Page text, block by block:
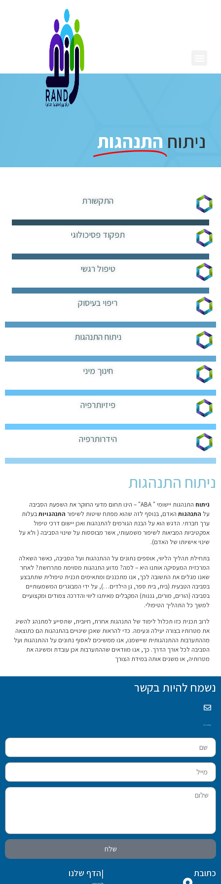
ניתוח התנהגות
התקשורת
תפקוד פסיכולוגי
טיפול רגשי
ריפוי בעיסוק
ניתוח התנהגות
חינוך מיני
פיזיותרפיה
הידרותרפיה
ניתוח התנהגות
ניתוח התנהגות יישומי " ABA" –
הינו תחום מדעי החוקר את השפעת הסביבה
על התנהגות האדם, בנוסף לזה שהוא מפתח שיטות לשיפור התנהגויותבעלות
ערך חברתי. הדגש הוא על הבנת הגורמים להתנהגות ואכן יישום דרכי טיפול
אפקטיביות המביאות לשיפור משמעותי, אשר מבוססות על שינוי הסביבה ( ולא על
שינוי אישיותו של האדם).
בתחילת תהליך הליווי, אוספים נתונים על ההתנהגות ועל הסביבה, כאשר השאלה
המרכזית המעסיקה אותנו היא – למה? מדוע התנהגות מסוימת מתרחשת? לאחר
שאנו מגלים את התשובה לכך, אנו מתכננים ומתאימים תכנית טיפולית שתתבצע
בסביבה הטבעית (בית, בית ספר, גן הילדים…), על ידי המבוגרים המשמעותיים
בסביבה (הורים, מורים, גננות) המקבלים מאיתנו ליווי והדרכה צמודים ומקצועיים
למשך כל התהליך הטיפולי.
לרוב תכנית כזו תכלול לימוד של התנהגות אחרת, חיובית, שתסייע למתנהג להשיג
את מטרותיו בצורה יעילה ונעימה. כדי להראות שאכן שינויים בהתנהגות הם כתוצאה
מההתערבות ההתנהגותית שיישמנו, אנו ממשיכים לאסוף נתונים על ההתנהגות ועל
הסביבה לכל אורך הדרך. כך, אנו מוודאים שההתערבות אכן עובדת ומשיגה את
מטרותיה, או משנים אותה במידת הצורך
נשמח להיות בקשר
שלחו מייל
שלח
כתובת |הדף שלנו